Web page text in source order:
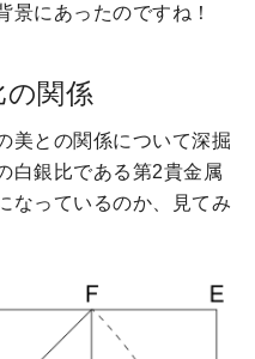
景にあったのですね！
の関係
美との関係について深掘
白銀比である第2貴金属
なっているのか、見てみ